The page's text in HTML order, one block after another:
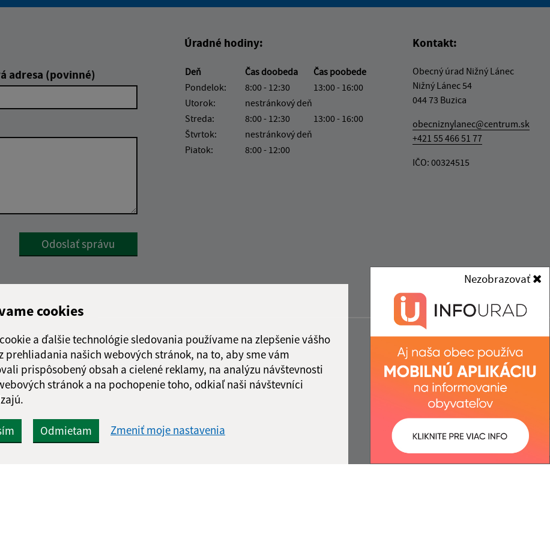
cookies
a ďalšie technológie sledovania používame na zlepšenie vášho
prehliadania našich webových stránok, na to, aby sme vám
prispôsobený obsah a cielené reklamy, na analýzu návštevnosti
stránok a na pochopenie toho, odkiaľ naši návštevníci
Odmietam Zmeniť moje nastavenia
Nezobrazovať
adresa (povinné)
Google reCaptcha Response
Odoslať správu
Úradné hodiny:
Deň Čas doobeda
Čas poobede
Pondelok:
8:00 - 12:30
13:00 - 16:00
Utorok:
nestránkový deň
Streda:
8:00 - 12:30
13:00 - 16:00
Štvrtok:
nestránkový deň
Piatok:
8:00 - 12:00
Kontakt:
Obecný úrad Nižný Lánec
Nižný Lánec 54
044 73 Buzica
obecniznylanec@centrum.sk
+421 55 466 51 77
IČO: 00324515